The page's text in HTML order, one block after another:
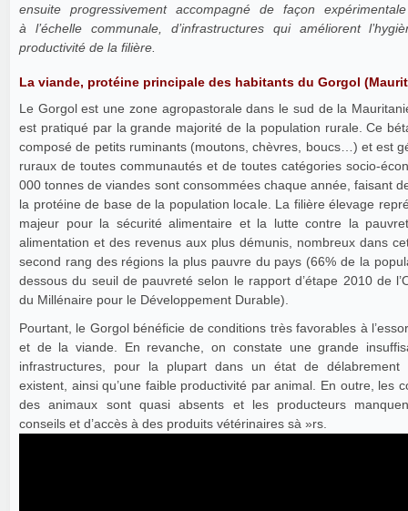
ensuite progressivement accompagné de façon
à l’échelle communale, d’infrastructures qui améliorent
productivité de la filière.
La viande, protéine principale des habitants du Gorgol
Le Gorgol est une zone agropastorale dans le sud de la
est pratiqué par la grande majorité de la population rurale. Ce
composé de petits ruminants (moutons, chèvres, boucs…) et est
ruraux de toutes communautés et de toutes catégories socio-
000 tonnes de viandes sont consommées chaque année, faisant
la protéine de base de la population locale. La filière élevage
majeur pour la sécurité alimentaire et la lutte contre la
alimentation et des revenus aux plus démunis, nombreux dans
second rang des régions la plus pauvre du pays (66% de la
dessous du seuil de pauvreté selon le rapport d’étape 2010 de
du Millénaire pour le Développement Durable).
Pourtant, le Gorgol bénéficie de conditions très favorables à
et de la viande. En revanche, on constate une grande
infrastructures, pour la plupart dans un état de délabrement
existent, ainsi qu’une faible productivité par animal. En outre, les
des animaux sont quasi absents et les producteurs
conseils et d’accès à des produits vétérinaires sà »rs.